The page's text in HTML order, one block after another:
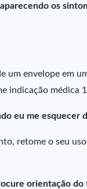
os
um envelope em
indicação médica
eu me esquecer
retome o seu
orientação